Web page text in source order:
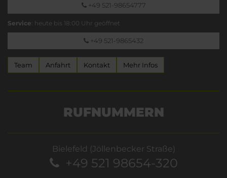
+49 521-98654777
Service: heute bis 18:00 Uhr geöffnet
+49 521-9865432
Team Anfahrt Kontakt Mehr Infos
RUFNUMMERN
Bielefeld (Jöllenbecker Straße)
+49 521 98654-320